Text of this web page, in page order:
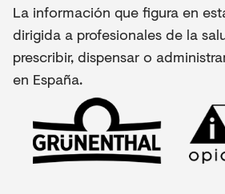
La información que figura en
dirigida a profesionales de la
prescribir, dispensar o
en España.